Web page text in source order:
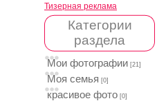
Тизерная реклама
Категории
раздела
Мои фотографии [21]
Моя семья [0]
красивое фото [0]